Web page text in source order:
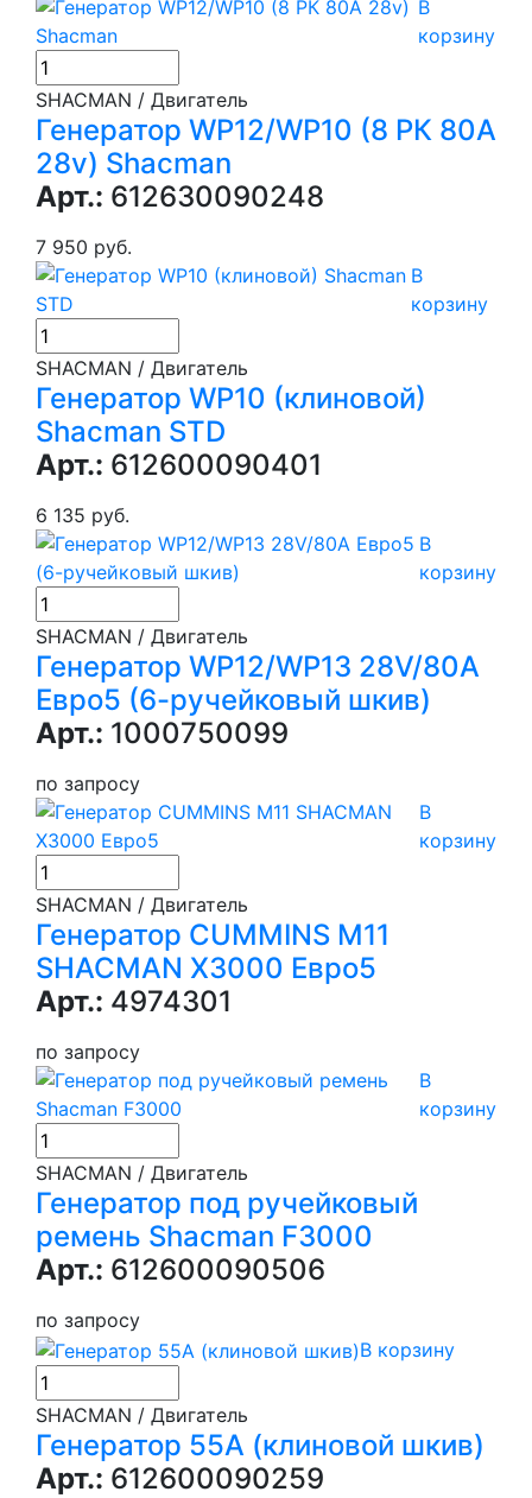
В
корзину
SHACMAN / Двигатель
Генератор WP12/WP10 (8 РК 80А
28v) Shacman
Арт.: 612630090248
7 950 руб.
В
корзину
SHACMAN / Двигатель
Генератор WP10 (клиновой)
Shacman STD
Арт.: 612600090401
6 135 руб.
В
корзину
SHACMAN / Двигатель
Генератор WP12/WP13 28V/80A
Евро5 (6-ручейковый шкив)
Арт.: 1000750099
по запросу
В
корзину
SHACMAN / Двигатель
Генератор CUMMINS M11
SHACMAN X3000 Евро5
Арт.: 4974301
по запросу
В
корзину
SHACMAN / Двигатель
Генератор под ручейковый
ремень Shacman F3000
Арт.: 612600090506
по запросу
В корзину
SHACMAN / Двигатель
Генератор 55А (клиновой шкив)
Арт.: 612600090259